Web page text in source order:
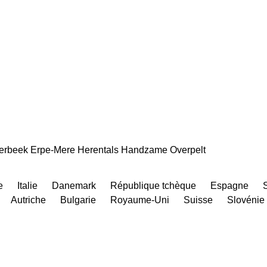
Erpe-Mere Herentals Handzame Overpelt
Italie Danemark République tchèque Espagne
Autriche
Bulgarie Royaume-Uni Suisse Slovénie